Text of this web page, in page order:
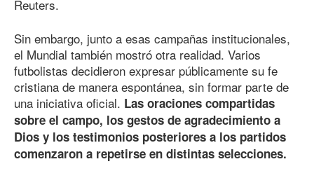
Reuters.
Sin embargo, junto a esas campañas institucionales,
el Mundial también mostró otra realidad. Varios
futbolistas decidieron expresar públicamente su fe
cristiana de manera espontánea, sin formar parte de
una iniciativa oficial. Las oraciones compartidas
sobre el campo, los gestos de agradecimiento a
Dios y los testimonios posteriores a los partidos
comenzaron a repetirse en distintas selecciones.